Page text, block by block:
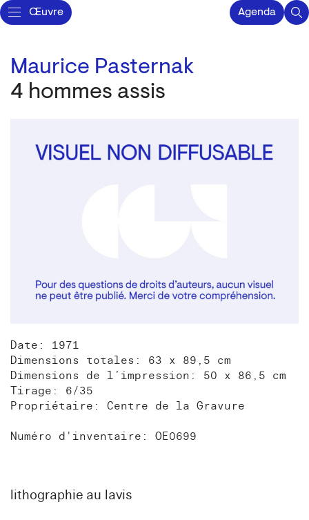
Œuvre Agenda
Maurice Pasternak
4 hommes assis
Date: 1971
Dimensions totales: 63 x 89,5 cm
Dimensions de l’impression: 50 x 86,5 cm
Tirage: 6/35
Propriétaire: Centre de la Gravure
Numéro d'inventaire: OE0699
lithographie au lavis